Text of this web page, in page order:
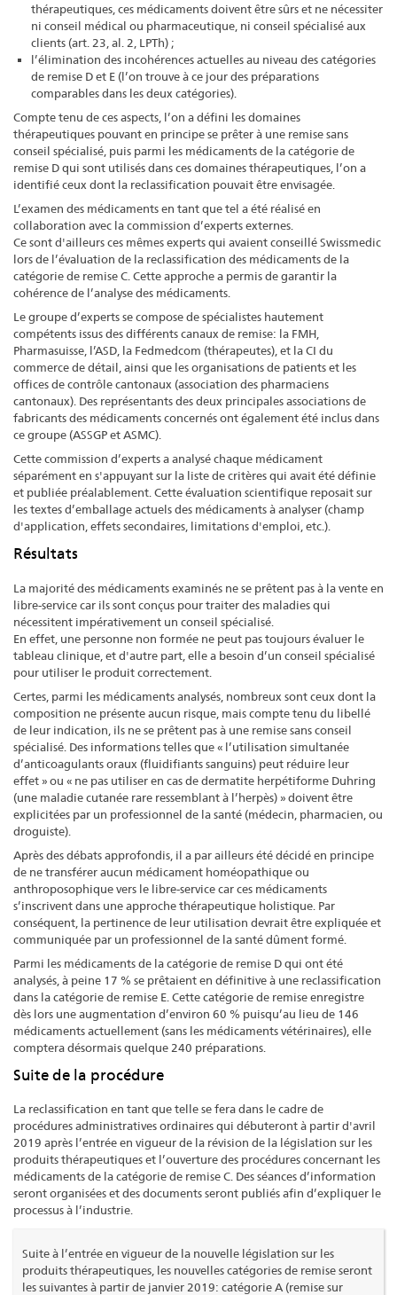
thérapeutiques, ces médicaments doivent être sûrs et ne nécessiter
ni conseil médical ou pharmaceutique, ni conseil spécialisé aux
clients (art. 23, al. 2, LPTh) ;
l’élimination des incohérences actuelles au niveau des catégories
de remise D et E (l’on trouve à ce jour des préparations
comparables dans les deux catégories).
Compte tenu de ces aspects, l’on a défini les domaines
thérapeutiques pouvant en principe se prêter à une remise sans
conseil spécialisé, puis parmi les médicaments de la catégorie de
remise D qui sont utilisés dans ces domaines thérapeutiques, l’on a
identifié ceux dont la reclassification pouvait être envisagée.
L’examen des médicaments en tant que tel a été réalisé en
collaboration avec la commission d’experts externes.
Ce sont d'ailleurs ces mêmes experts qui avaient conseillé Swissmedic
lors de l’évaluation de la reclassification des médicaments de la
catégorie de remise C. Cette approche a permis de garantir la
cohérence de l’analyse des médicaments.
Le groupe d’experts se compose de spécialistes hautement
compétents issus des différents canaux de remise: la FMH,
Pharmasuisse, l’ASD, la Fedmedcom (thérapeutes), et la CI du
commerce de détail, ainsi que les organisations de patients et les
offices de contrôle cantonaux (association des pharmaciens
cantonaux). Des représentants des deux principales associations de
fabricants des médicaments concernés ont également été inclus dans
ce groupe (ASSGP et ASMC).
Cette commission d’experts a analysé chaque médicament
séparément en s'appuyant sur la liste de critères qui avait été définie
et publiée préalablement. Cette évaluation scientifique reposait sur
les textes d’emballage actuels des médicaments à analyser (champ
d'application, effets secondaires, limitations d'emploi, etc.).
Résultats
La majorité des médicaments examinés ne se prêtent pas à la vente en
libre-service car ils sont conçus pour traiter des maladies qui
nécessitent impérativement un conseil spécialisé.
En effet, une personne non formée ne peut pas toujours évaluer le
tableau clinique, et d'autre part, elle a besoin d’un conseil spécialisé
pour utiliser le produit correctement.
Certes, parmi les médicaments analysés, nombreux sont ceux dont la
composition ne présente aucun risque, mais compte tenu du libellé
de leur indication, ils ne se prêtent pas à une remise sans conseil
spécialisé. Des informations telles que « l’utilisation simultanée
d’anticoagulants oraux (fluidifiants sanguins) peut réduire leur
effet » ou « ne pas utiliser en cas de dermatite herpétiforme Duhring
(une maladie cutanée rare ressemblant à l’herpès) » doivent être
explicitées par un professionnel de la santé (médecin, pharmacien, ou
droguiste).
Après des débats approfondis, il a par ailleurs été décidé en principe
de ne transférer aucun médicament homéopathique ou
anthroposophique vers le libre-service car ces médicaments
s’inscrivent dans une approche thérapeutique holistique. Par
conséquent, la pertinence de leur utilisation devrait être expliquée et
communiquée par un professionnel de la santé dûment formé.
Parmi les médicaments de la catégorie de remise D qui ont été
analysés, à peine 17 % se prêtaient en définitive à une reclassification
dans la catégorie de remise E. Cette catégorie de remise enregistre
dès lors une augmentation d’environ 60 % puisqu’au lieu de 146
médicaments actuellement (sans les médicaments vétérinaires), elle
comptera désormais quelque 240 préparations.
Suite de la procédure
La reclassification en tant que telle se fera dans le cadre de
procédures administratives ordinaires qui débuteront à partir d'avril
2019 après l’entrée en vigueur de la révision de la législation sur les
produits thérapeutiques et l’ouverture des procédures concernant les
médicaments de la catégorie de remise C. Des séances d’information
seront organisées et des documents seront publiés afin d’expliquer le
processus à l’industrie.
Suite à l’entrée en vigueur de la nouvelle législation sur les
produits thérapeutiques, les nouvelles catégories de remise seront
les suivantes à partir de janvier 2019: catégorie A (remise sur